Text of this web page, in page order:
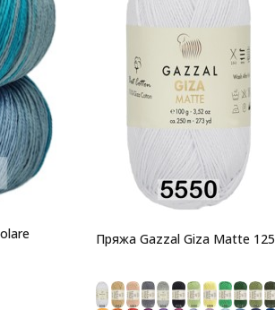
Пряжа Gazzal Giza Matte 125